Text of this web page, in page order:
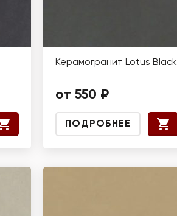
Керамогранит Lotus Black
от 550 ₽
ПОДРОБНЕЕ